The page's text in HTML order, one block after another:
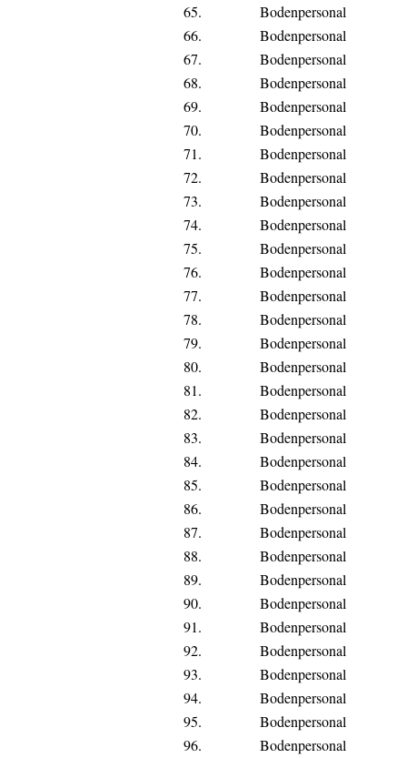
65.
Bodenpersonal
66.
Bodenpersonal
67.
Bodenpersonal
68.
Bodenpersonal
69.
Bodenpersonal
70.
Bodenpersonal
71.
Bodenpersonal
72.
Bodenpersonal
73.
Bodenpersonal
74.
Bodenpersonal
75.
Bodenpersonal
76.
Bodenpersonal
77.
Bodenpersonal
78.
Bodenpersonal
79.
Bodenpersonal
80.
Bodenpersonal
81.
Bodenpersonal
82.
Bodenpersonal
83.
Bodenpersonal
84.
Bodenpersonal
85.
Bodenpersonal
86.
Bodenpersonal
87.
Bodenpersonal
88.
Bodenpersonal
89.
Bodenpersonal
90.
Bodenpersonal
91.
Bodenpersonal
92.
Bodenpersonal
93.
Bodenpersonal
94.
Bodenpersonal
95.
Bodenpersonal
96.
Bodenpersonal